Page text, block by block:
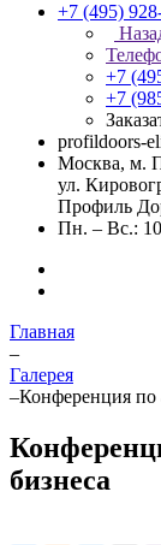
+7 (495)
+7
+7
profildoors-
Москва, м.
ул.
Профиль
Пн. – Вс.:
Главная
–
Галерея
–Конференция по
бизнеса